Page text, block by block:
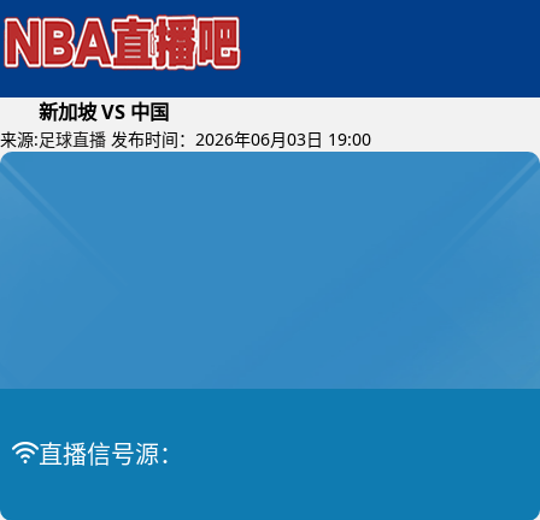
新加坡 VS 中国
来源:足球直播 发布时间：2026年06月03日 19:00
国际友谊
直播信号源：